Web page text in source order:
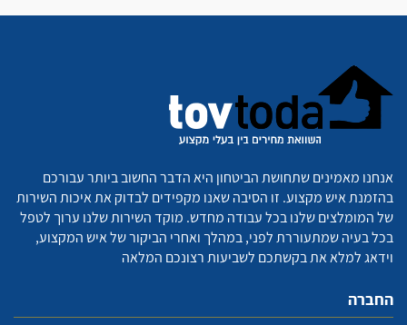
אנחנו מאמינים שתחושת הביטחון היא הדבר החשוב ביותר עבורכם
בהזמנת איש מקצוע. זו הסיבה שאנו מקפידים לבדוק את איכות השירות
של המומלצים שלנו בכל עבודה מחדש. מוקד השירות שלנו ערוך לטפל
בכל בעיה שמתעוררת לפני, במהלך ואחרי הביקור של איש המקצוע,
וידאג למלא את בקשתכם לשביעות רצונכם המלאה
החברה